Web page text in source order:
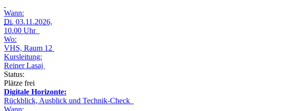
Wann:
Di. 03.11.2026,
10.00 Uhr
Wo:
VHS, Raum 12
Kursleitung:
Reiner Lasaj
Status:
Plätze frei
Digitale Horizonte:
Rückblick, Ausblick und Technik-Check
Wann: